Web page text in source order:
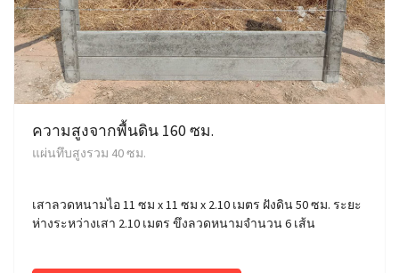
ความสูงจากพื้นดิน 160 ซม.
แผ่นทึบสูงรวม 40 ซม.
เสาลวดหนามไอ 11 ซม x 11 ซม x 2.10 เมตร ฝังดิน 50 ซม. ระยะ
ห่างระหว่างเสา 2.10 เมตร ขึงลวดหนามจำนวน 6 เส้น